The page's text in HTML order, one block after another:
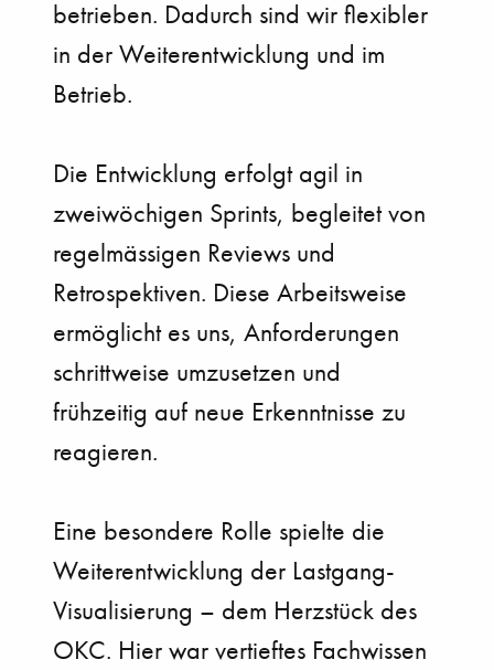
betrieben. Dadurch sind wir flexibler
in der Weiterentwicklung und im
Betrieb.
Die Entwicklung erfolgt agil in
zweiwöchigen Sprints, begleitet von
regelmässigen Reviews und
Retrospektiven. Diese Arbeitsweise
ermöglicht es uns, Anforderungen
schrittweise umzusetzen und
frühzeitig auf neue Erkenntnisse zu
reagieren.
Eine besondere Rolle spielte die
Weiterentwicklung der Lastgang-
Visualisierung – dem Herzstück des
OKC. Hier war vertieftes Fachwissen